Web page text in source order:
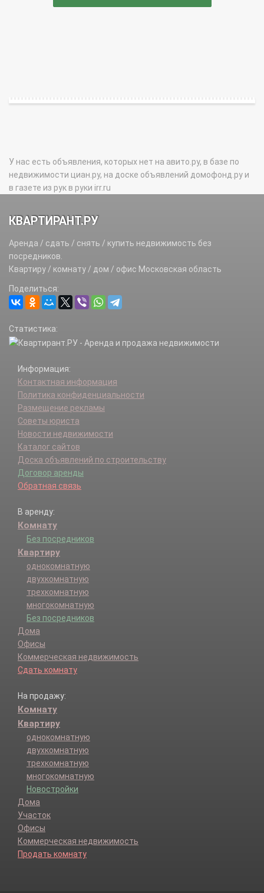
У нас есть объявления, которых нет на авито.ру, в базе по
недвижимости циан.ру, на доске объявлений домофонд.ру и
в газете из рук в руки irr.ru
КВАРТИРАНТ.РУ
Аренда / сдать / снять / купить недвижимость без
посредников.
Квартиру / комнату / дом / офис Московская область
Поделиться:
Статистика:
Информация:
Контактная информация
Политика конфиденциальности
Размещение рекламы
Советы юриста
Новости недвижимости
Каталог сайтов
Доска объявлений по строительству
Договор аренды
Обратная связь
В аренду:
Комнату
Без посредников
Квартиру
однокомнатную
двухкомнатную
трехкомнатную
многокомнатную
Без посредников
Дома
Офисы
Коммерческая недвижимость
Сдать комнату
На продажу:
Комнату
Квартиру
однокомнатную
двухкомнатную
трехкомнатную
многокомнатную
Новостройки
Дома
Участок
Офисы
Коммерческая недвижимость
Продать комнату